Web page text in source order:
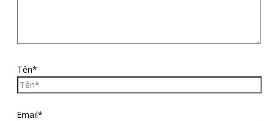
Tên*
Email*